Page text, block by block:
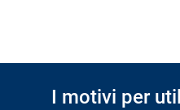
I motivi per